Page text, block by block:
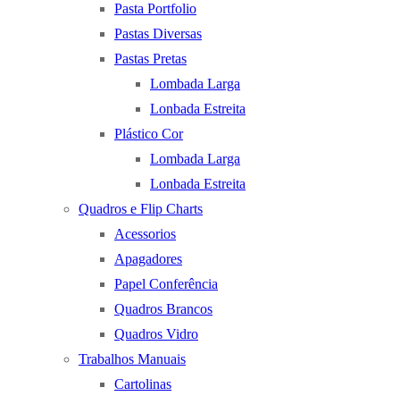
Pasta Portfolio
Pastas Diversas
Pastas Pretas
Lombada Larga
Lonbada Estreita
Plástico Cor
Lombada Larga
Lonbada Estreita
Quadros e Flip Charts
Acessorios
Apagadores
Papel Conferência
Quadros Brancos
Quadros Vidro
Trabalhos Manuais
Cartolinas